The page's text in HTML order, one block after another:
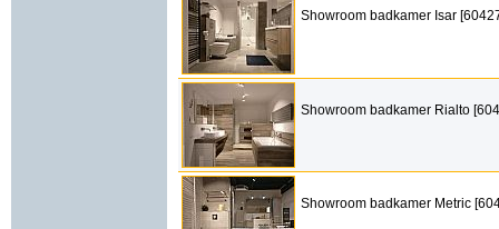
Showroom badkamer Isar
Showroom badkamer Rialto
Showroom badkamer Metric